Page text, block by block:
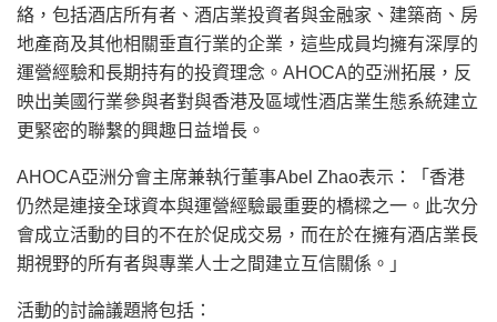
絡，包括酒店所有者、酒店業投資者與金融家、建築商、房
地產商及其他相關垂直行業的企業，這些成員均擁有深厚的
運營經驗和長期持有的投資理念。AHOCA的亞洲拓展，反
映出美國行業參與者對與香港及區域性酒店業生態系統建立
更緊密的聯繫的興趣日益增長。
AHOCA亞洲分會主席兼執行董事Abel Zhao表示：「香港
仍然是連接全球資本與運營經驗最重要的橋樑之一。此次分
會成立活動的目的不在於促成交易，而在於在擁有酒店業長
期視野的所有者與專業人士之間建立互信關係。」
活動的討論議題將包括：